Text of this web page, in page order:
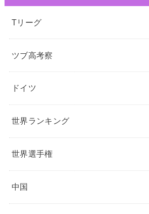
Tリーグ
ツブ高考察
ドイツ
世界ランキング
世界選手権
中国